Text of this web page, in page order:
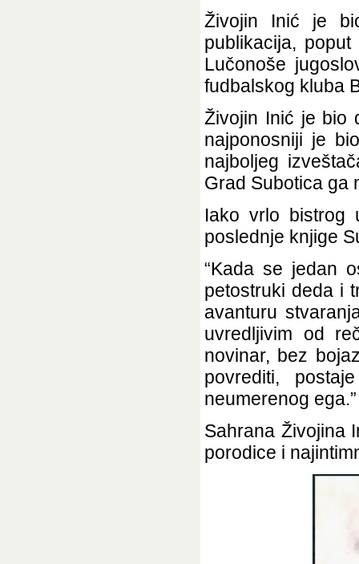
Živojin Inić je
publikacija,
Lučonoše
fudbalskog kluba
Živojin Inić je bio
najponosniji je
najboljeg
Grad Subotica ga
Iako vrlo bistrog
poslednje knjige
“Kada se jedan
petostruki deda i
avanturu
uvredljivim od
novinar, bez
povrediti,
neumerenog ega.”
Sahrana Živojina
porodice i